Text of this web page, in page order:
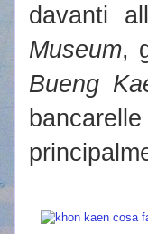
davanti
Museum,
Bueng